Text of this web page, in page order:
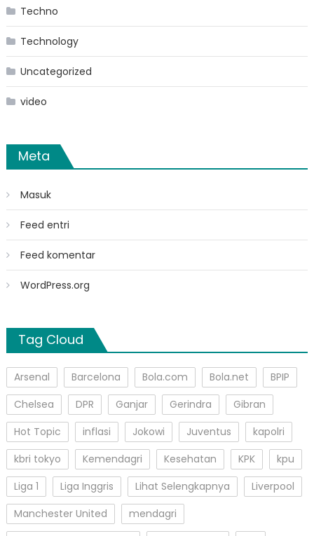
Techno
Technology
Uncategorized
video
Meta
Masuk
Feed entri
Feed komentar
WordPress.org
Tag Cloud
Arsenal Barcelona Bola.com Bola.net
BPIP
Chelsea
DPR Ganjar Gerindra
Gibran
Hot Topic
inflasi Jokowi Juventus
kapolri
kbri tokyo
Kemendagri Kesehatan KPK
kpu
Liga 1
Liga Inggris Lihat Selengkapnya
Liverpool
Manchester United
mendagri